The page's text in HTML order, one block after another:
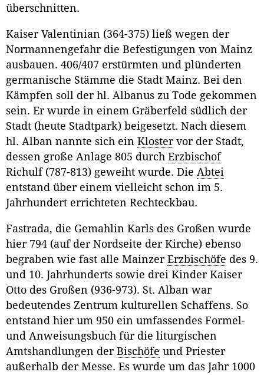
überschnitten.
Kaiser Valentinian (364-375) ließ wegen der
Normannengefahr die Befestigungen von Mainz
ausbauen. 406/407 erstürmten und plünderten
germanische Stämme die Stadt Mainz. Bei den
Kämpfen soll der hl. Albanus zu Tode gekommen
sein. Er wurde in einem Gräberfeld südlich der
Stadt (heute Stadtpark) beigesetzt. Nach diesem
hl. Alban nannte sich ein Klostervor der Stadt,
dessen große Anlage 805 durch Erzbischof
Richulf (787-813) geweiht wurde. Die Abtei
entstand über einem vielleicht schon im 5.
Jahrhundert errichteten Rechteckbau.
Fastrada, die Gemahlin Karls des Großen wurde
hier 794 (auf der Nordseite der Kirche) ebenso
begraben wie fast alle Mainzer Erzbischöfe des 9.
und 10. Jahrhunderts sowie drei Kinder Kaiser
Otto des Großen (936-973). St. Alban war
bedeutendes Zentrum kulturellen Schaffens. So
entstand hier um 950 ein umfassendes Formel-
und Anweisungsbuch für die liturgischen
Amtshandlungen der Bischöfe und Priester
außerhalb der Messe. Es wurde um das Jahr 1000